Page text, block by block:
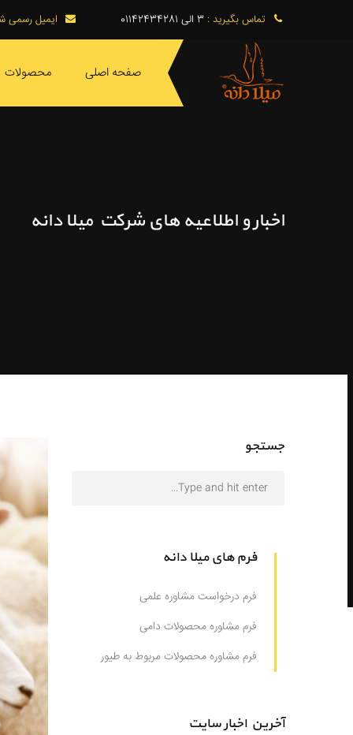
تماس بگیرید : 3 الی 01142434281 ایمیل رسمی
صفحه اصلی محصولات
اخبار و اطلاعیه های شرکت میلا دانه
جستجو
فرم های میلا دانه
فرم درخواست مشاوره علمی
فرم مشاوره محصولات دامی
فرم مشاوره محصولات مربوط به طیور
آخرین اخبار سایت